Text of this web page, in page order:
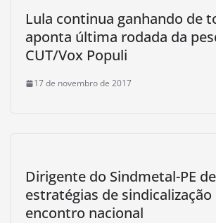
Lula continua ganhando de
aponta última rodada da
CUT/Vox Populi
17 de novembro de 2017
Dirigente do Sindmetal-PE
estratégias de sindicalização
encontro nacional